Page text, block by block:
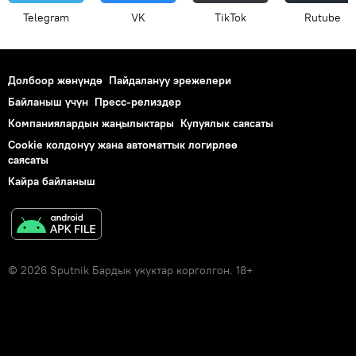
Telegram VK ТikТоk Rutube
Долбоор жөнүндө Пайдалануу эрежелери
Байланыш үчүн Пресс-релиздер
Компаниялардын жаңылыктары Купуялык саясаты
Cookie колдонуу жана автоматтык логирлөө
саясаты
Кайра байланыш
© 2026 Sputnik Бардык укуктар корголгон. 18+